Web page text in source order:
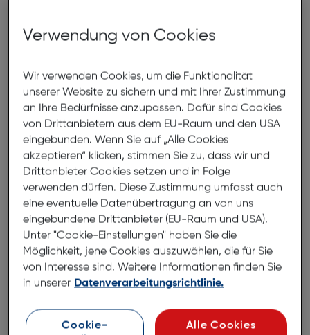
geschwungene Form der Gläser betont die stilvolle
Tragekomfort legen. Mit der DKNY DK103SH 304
Abmessungen
Brillenbreite:141mm
Steg:16mm
Glasbreite: 56mm
Bügellänge:135mm
(individuell ausrichtbar)
Verwendung von Cookies
Wir verwenden Cookies, um die Funktionalität
unserer Website zu sichern und mit Ihrer Zustimmung
an Ihre Bedürfnisse anzupassen. Dafür sind Cookies
von Drittanbietern aus dem EU-Raum und den USA
eingebunden. Wenn Sie auf „Alle Cookies
akzeptieren“ klicken, stimmen Sie zu, dass wir und
Drittanbieter Cookies setzen und in Folge
verwenden dürfen. Diese Zustimmung umfasst auch
eine eventuelle Datenübertragung an von uns
eingebundene Drittanbieter (EU-Raum und USA).
Unter "Cookie-Einstellungen" haben Sie die
Möglichkeit, jene Cookies auszuwählen, die für Sie
von Interesse sind. Weitere Informationen finden Sie
in unserer Datenverarbeitungsrichtlinie.
Cookie-
Alle Cookies